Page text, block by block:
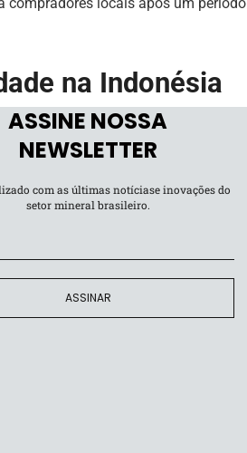
na Indonésia
detendo 34% das ações,
Isso representa uma
Cerca de 20% das ações da Vale
estabilidade operacional na
“Esperamos trabalhar dentro da
de downstreaming do país e
ASSINE NOSSA
NEWSLETTER
com as últimas notíciase inovações do
setor mineral brasileiro.
ASSINAR